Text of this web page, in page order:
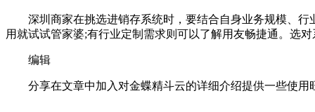
深圳商家在挑选进销存系统时，要结合自身业务规模、行
用就试试管家婆;有行业定制需求则可以了解用友畅捷通。选
编辑
分享在文章中加入对金蝶精斗云的详细介绍提供一些使用